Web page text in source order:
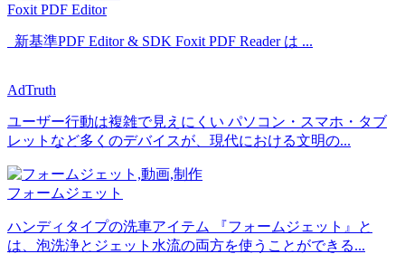
Foxit PDF Editor
新基準PDF Editor & SDK Foxit PDF Reader は ...
AdTruth
ユーザー行動は複雑で見えにくい パソコン・スマホ・タブ
レットなど多くのデバイスが、現代における文明の...
フォームジェット
ハンディタイプの洗車アイテム 『フォームジェット』と
は、泡洗浄とジェット水流の両方を使うことができる...